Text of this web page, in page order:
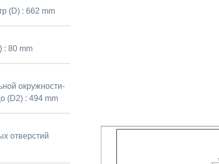
(D) : 662 mm
: 80 mm
окружности-
(D2) : 494 mm
отверстий